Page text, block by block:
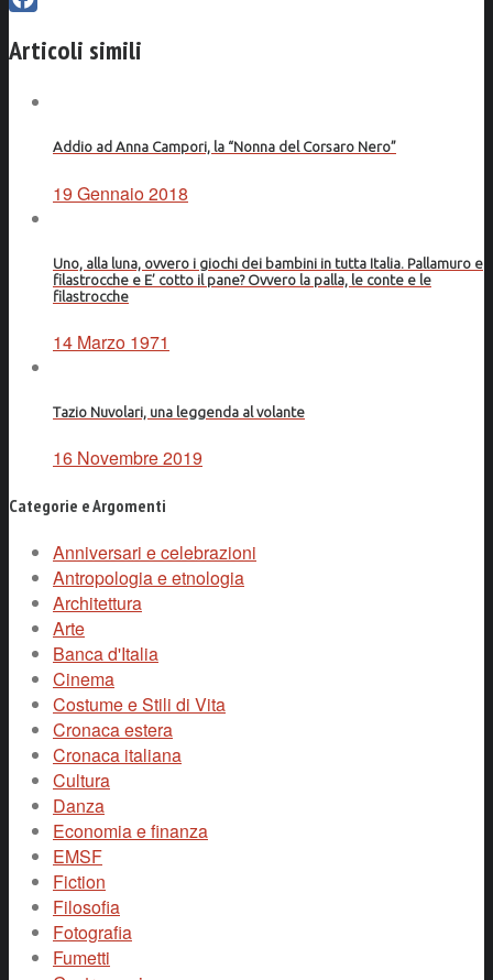
Articoli simili
Addio ad Anna Campori, la “Nonna del Corsaro Nero”
19 Gennaio 2018
Uno, alla luna, ovvero i giochi dei bambini in tutta Italia. Pallamuro e
filastrocche e E’ cotto il pane? Ovvero la palla, le conte e le
filastrocche
14 Marzo 1971
Tazio Nuvolari, una leggenda al volante
16 Novembre 2019
Categorie e Argomenti
Anniversari e celebrazioni
Antropologia e etnologia
Architettura
Arte
Banca d'Italia
Cinema
Costume e Stili di Vita
Cronaca estera
Cronaca italiana
Cultura
Danza
Economia e finanza
EMSF
Fiction
Filosofia
Fotografia
Fumetti